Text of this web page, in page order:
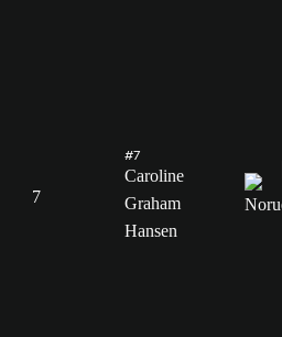
7
#7
Caroline
Graham
Hansen